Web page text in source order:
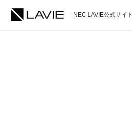
NEC LAVIE公式サイト